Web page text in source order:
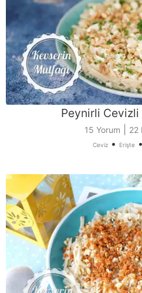
Peynirli
15 Yorum 22
Ceviz• Erişte•